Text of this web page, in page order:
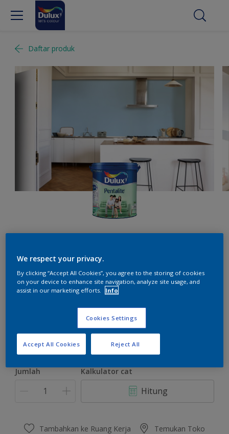
Daftar produk
Brave Ocean
2.5 L
Jumlah Kalkulator cat
Hitung
Tambahkan ke Ruang Kerja Temukan Toko
We respect your privacy.
By clicking “Accept All Cookies”, you agree to the storing of cookies
on your device to enhance site navigation, analyze site usage, and
assist in our marketing efforts.
Info
Cookies Settings
Reject All
Accept All Cookies